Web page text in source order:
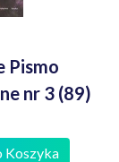
Pismo
nr 3 (89)
Koszyka